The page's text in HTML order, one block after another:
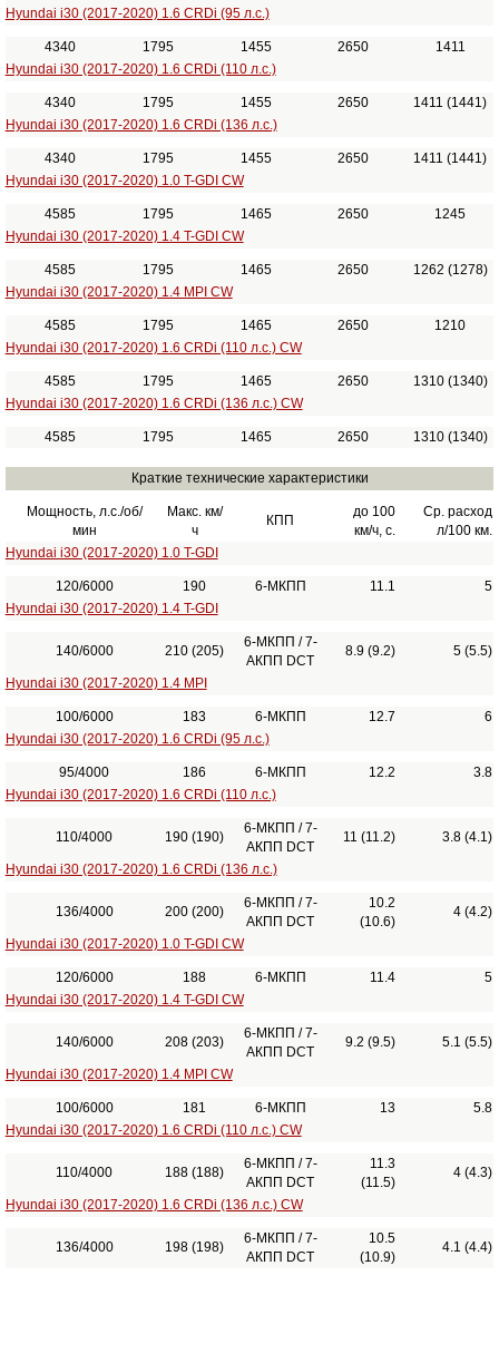
Hyundai i30 (2017-2020) 1.6 CRDi (95 л.с.)
4340 1795 1455 2650
1411
Hyundai i30 (2017-2020) 1.6 CRDi (110 л.с.)
4340 1795 1455 2650
1411 (1441)
Hyundai i30 (2017-2020) 1.6 CRDi (136 л.с.)
4340 1795 1455 2650
1411 (1441)
Hyundai i30 (2017-2020) 1.0 T-GDI CW
4585 1795 1465 2650
1245
Hyundai i30 (2017-2020) 1.4 T-GDI CW
4585 1795 1465 2650
1262 (1278)
Hyundai i30 (2017-2020) 1.4 MPI CW
4585 1795 1465 2650
1210
Hyundai i30 (2017-2020) 1.6 CRDi (110 л.с.) CW
4585 1795 1465 2650
1310 (1340)
Hyundai i30 (2017-2020) 1.6 CRDi (136 л.с.) CW
4585 1795 1465 2650 1310 (1340)
Краткие технические характеристики
Мощность, л.с./об/
мин
Макс. км/
ч
КПП
до 100
км/ч, с.
Ср. расход
л/100 км.
Hyundai i30 (2017-2020) 1.0 T-GDI
120/6000 190 6-МКПП 11.1
5
Hyundai i30 (2017-2020) 1.4 T-GDI
140/6000 210 (205)
6-МКПП / 7-
АКПП DCT
8.9 (9.2) 5 (5.5)
Hyundai i30 (2017-2020) 1.4 MPI
100/6000 183 6-МКПП 12.7
6
Hyundai i30 (2017-2020) 1.6 CRDi (95 л.с.)
95/4000 186 6-МКПП 12.2
3.8
Hyundai i30 (2017-2020) 1.6 CRDi (110 л.с.)
110/4000 190 (190)
6-МКПП / 7-
АКПП DCT
11 (11.2) 3.8 (4.1)
Hyundai i30 (2017-2020) 1.6 CRDi (136 л.с.)
136/4000 200 (200)
6-МКПП / 7-
АКПП DCT
10.2
(10.6)
4 (4.2)
Hyundai i30 (2017-2020) 1.0 T-GDI CW
120/6000 188 6-МКПП 11.4
5
Hyundai i30 (2017-2020) 1.4 T-GDI CW
140/6000 208 (203)
6-МКПП / 7-
АКПП DCT
9.2 (9.5) 5.1 (5.5)
Hyundai i30 (2017-2020) 1.4 MPI CW
100/6000 181 6-МКПП 13
5.8
Hyundai i30 (2017-2020) 1.6 CRDi (110 л.с.) CW
110/4000 188 (188)
6-МКПП / 7-
АКПП DCT
11.3
(11.5)
4 (4.3)
Hyundai i30 (2017-2020) 1.6 CRDi (136 л.с.) CW
136/4000 198 (198)
6-МКПП / 7-
АКПП DCT
10.5
(10.9)
4.1 (4.4)